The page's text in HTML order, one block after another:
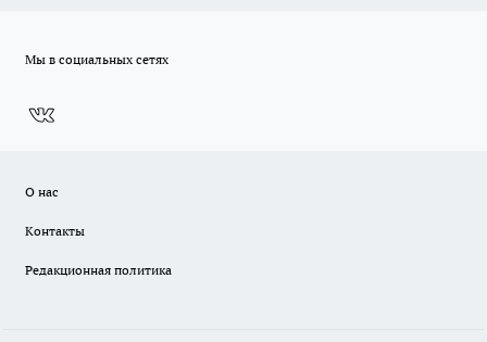
Мы в социальных сетях
О нас
Контакты
Редакционная политика